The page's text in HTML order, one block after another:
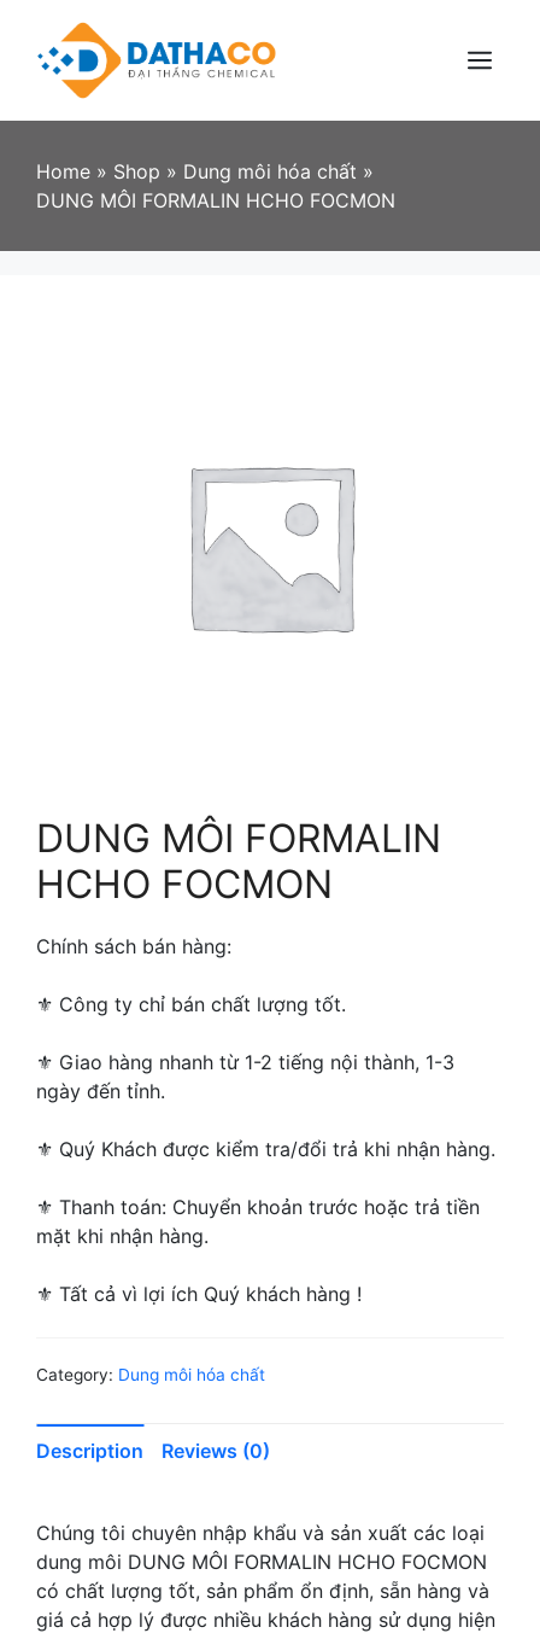
content
Menu
Home » Shop » Dung môi hóa chất »
DUNG MÔI FORMALIN HCHO FOCMON
DUNG MÔI FORMALIN
HCHO FOCMON
Chính sách bán hàng:
⚜ ️Công ty chỉ bán chất lượng tốt.
⚜ Giao hàng nhanh từ 1-2 tiếng nội thành, 1-3
ngày đến tỉnh.
⚜ Quý Khách được kiểm tra/đổi trả khi nhận hàng.
⚜ Thanh toán: Chuyển khoản trước hoặc trả tiền
mặt khi nhận hàng.
⚜ Tất cả vì lợi ích Quý khách hàng !
Category: Dung môi hóa chất
Description Reviews (0)
Chúng tôi chuyên nhập khẩu và sản xuất các loại
dung môi DUNG MÔI FORMALIN HCHO FOCMON
có chất lượng tốt, sản phẩm ổn định, sẵn hàng và
giá cả hợp lý được nhiều khách hàng sử dụng hiện